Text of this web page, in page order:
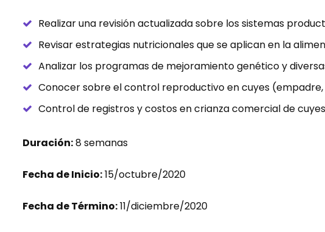
Realizar una revisión actualizada sobre los sistemas
Revisar estrategias nutricionales que se aplican en la
Analizar los programas de mejoramiento genético y
Conocer sobre el control reproductivo en cuyes
Control de registros y costos en crianza comercial de cuyes
Duración:8 semanas
Fecha de Inicio:15/octubre/2020
Fecha de Término:11/diciembre/2020